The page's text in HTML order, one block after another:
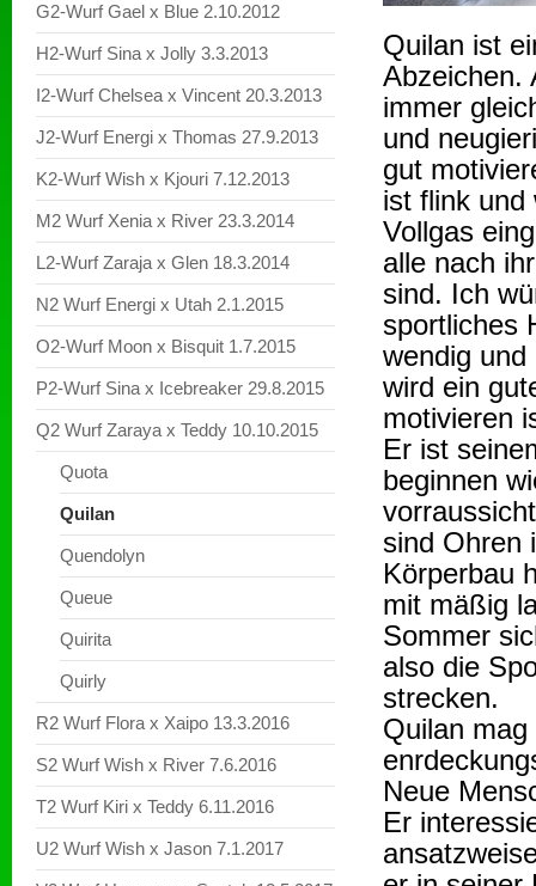
G2-Wurf Gael x Blue 2.10.2012
H2-Wurf Sina x Jolly 3.3.2013
I2-Wurf Chelsea x Vincent 20.3.2013
J2-Wurf Energi x Thomas 27.9.2013
K2-Wurf Wish x Kjouri 7.12.2013
M2 Wurf Xenia x River 23.3.2014
L2-Wurf Zaraja x Glen 18.3.2014
N2 Wurf Energi x Utah 2.1.2015
O2-Wurf Moon x Bisquit 1.7.2015
P2-Wurf Sina x Icebreaker 29.8.2015
Q2 Wurf Zaraya x Teddy 10.10.2015
Quota
Quilan
Quendolyn
Queue
Quirita
Quirly
R2 Wurf Flora x Xaipo 13.3.2016
S2 Wurf Wish x River 7.6.2016
T2 Wurf Kiri x Teddy 6.11.2016
U2 Wurf Wish x Jason 7.1.2017
Quilan ist
Abzeichen.
immer
und
gut
ist flink und
Vollgas
alle nach
sind. Ich
sportliches
wendig
wird ein
motivieren
Er ist
beginnen
sind Ohren
Körperbau
mit mäßig
Sommer
also die
strecken.
Quilan
Neue
Er